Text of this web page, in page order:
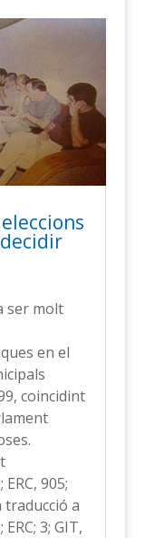
eleccions
ser molt
en el
coincidint
905;
traducció a
3; GIT,